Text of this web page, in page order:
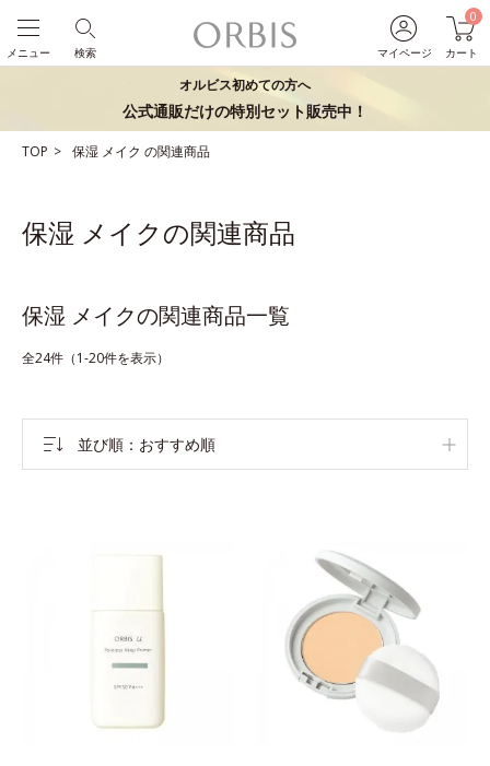
マイページ
0
カート
検索
メニュー
オルビス初めての方へ
公式通販だけの特別セット販売中！
TOP 保湿 メイク の関連商品
保湿 メイクの関連商品
保湿 メイクの関連商品一覧
全24件（1-20件を表示）
並び順 おすすめ順